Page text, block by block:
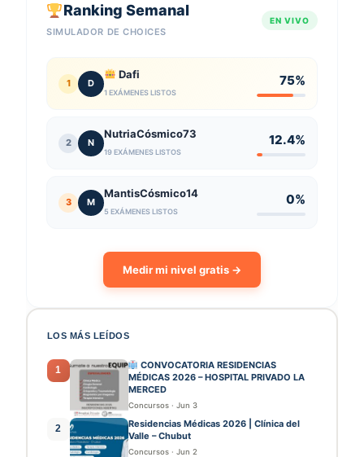
Ranking Semanal
SIMULADOR DE CHOICES
EN VIVO
1 D
Dafi
1 EXÁMENES LISTOS
75%
2 N
NutriaCósmico73
19 EXÁMENES LISTOS
12.4%
3 M
MantisCósmico14
5 EXÁMENES LISTOS
0%
Medir mi nivel gratis →
LOS MÁS LEÍDOS
1
CONVOCATORIA RESIDENCIAS
MÉDICAS 2026 – HOSPITAL PRIVADO LA
MERCED
Concursos · Jun 3
2
Residencias Médicas 2026 | Clínica del
Valle – Chubut
Concursos · Jun 2